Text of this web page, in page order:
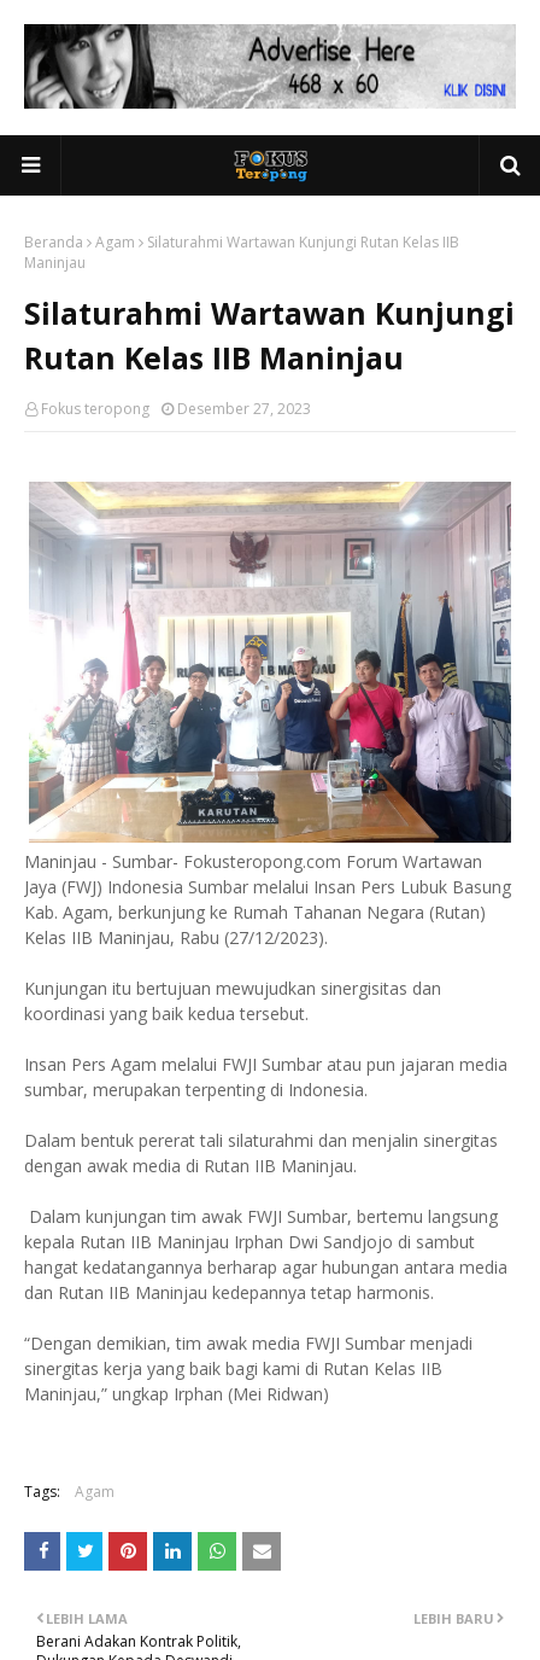
Beranda Agam
Silaturahmi Wartawan Kunjungi Rutan Kelas IIB
Maninjau
Silaturahmi Wartawan Kunjungi
Rutan Kelas IIB Maninjau
Fokus teropong Desember 27, 2023
Maninjau - Sumbar- Fokusteropong.com Forum Wartawan
Jaya (FWJ) Indonesia Sumbar melalui Insan Pers Lubuk Basung
Kab. Agam, berkunjung ke Rumah Tahanan Negara (Rutan)
Kelas IIB Maninjau, Rabu (27/12/2023).
Kunjungan itu bertujuan mewujudkan sinergisitas dan
koordinasi yang baik kedua tersebut.
Insan Pers Agam melalui FWJI Sumbar atau pun jajaran media
sumbar, merupakan terpenting di Indonesia.
Dalam bentuk pererat tali silaturahmi dan menjalin sinergitas
dengan awak media di Rutan IIB Maninjau.
Dalam kunjungan tim awak FWJI Sumbar, bertemu langsung
kepala Rutan IIB Maninjau Irphan Dwi Sandjojo di sambut
hangat kedatangannya berharap agar hubungan antara media
dan Rutan IIB Maninjau kedepannya tetap harmonis.
“Dengan demikian, tim awak media FWJI Sumbar menjadi
sinergitas kerja yang baik bagi kami di Rutan Kelas IIB
Maninjau,” ungkap Irphan (Mei Ridwan)
Tags: Agam
LEBIH BARU
LEBIH LAMA
Berani Adakan Kontrak Politik,